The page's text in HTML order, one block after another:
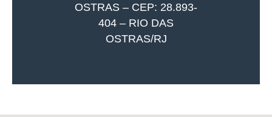
OSTRAS – CEP: 28.893-
404 – RIO DAS
OSTRAS/RJ